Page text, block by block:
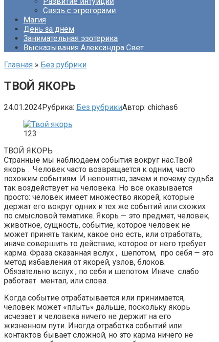
Связь с эгрегорами
Магия
День за днем
Занимательная эзотерика
Высказывания Александра Свет
Главная » Без рубрики
ТВОЙ ЯКОРЬ
24.01.2024Рубрика: Без рубрикиАвтор: chichas6
123
ТВОЙ ЯКОРЬ
Странные мы наблюдаем события вокруг нас.Твой
якорь . Человек часто возвращается к одним, часто
похожим событиям. И непонятно, зачем и почему судьба
так воздействует на человека. Но все оказывается
просто: человек имеет множество якорей, которые
держат его вокруг одних и тех же событий или схожих
по смысловой тематике. Якорь — это предмет, человек,
животное, сущность, событие, которое человек не
может принять таким, какое оно есть, или отработать,
иначе совершить то действие, которое от него требует
карма. Фраза сказанная вслух , шепотом, про себя — это
метод избавления от якорей, узлов, блоков.
Обязательно вслух , по себя и шепотом. Иначе слабо
работает ментал, или слова.
Когда событие отрабатывается или принимается,
человек может «плыть» дальше, поскольку якорь
исчезает и человека ничего не держит на его
жизненном пути. Иногда отработка событий или
контактов бывает сложной, но это карма ничего не